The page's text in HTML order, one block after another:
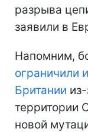
разрыва
заявили в
Напомним,
ограничили
Британии
территории
новой